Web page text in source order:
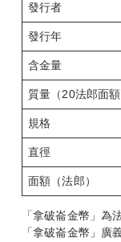
發行者
發行年
含金量
質量（20法郎面額
規格
直徑
面額（法郎）
「拿破崙金幣」為
「拿破崙金幣」廣